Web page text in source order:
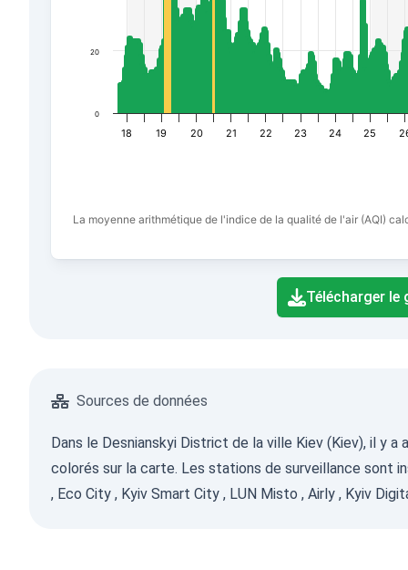
La moyenne arithmétique de l'indice de la qualité de l'air (AQI)
18 19 20 21 22 23 24 25
0
20
End of interactive chart.
Télécharger le
Sources de données
Dans le Desnianskyi District de la ville Kiev (Kiev), il
colorés sur la carte. Les stations de surveillance sont
, Eco City , Kyiv Smart City , LUN Misto , Airly , Kyiv